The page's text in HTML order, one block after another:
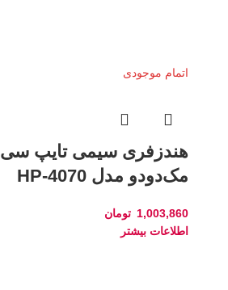
اتمام موجودی
هندزفری سیمی تایپ سی
مک‌دودو مدل HP-4070
1,003,860 تومان
اطلاعات بیشتر